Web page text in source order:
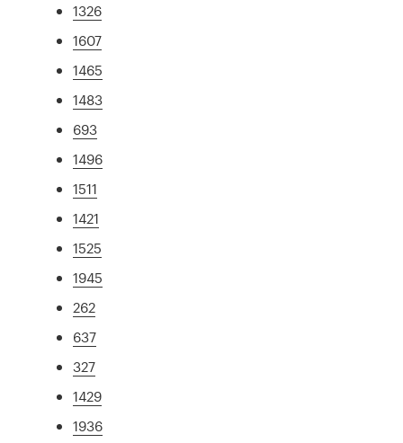
1326
1607
1465
1483
693
1496
1511
1421
1525
1945
262
637
327
1429
1936